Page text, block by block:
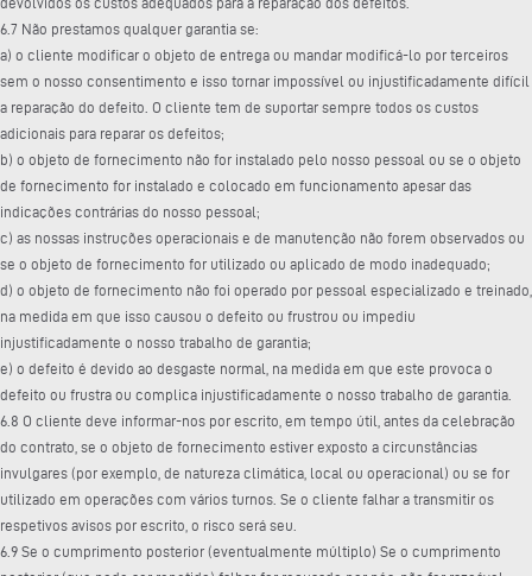
6.7 Não prestamos qualquer garantia se:
a) o cliente modificar o objeto de entrega ou mandar modificá-lo por terceiros
sem o nosso consentimento e isso tornar impossível ou injustificadamente difícil
a reparação do defeito. O cliente tem de suportar sempre todos os custos
adicionais para reparar os defeitos;
b) o objeto de fornecimento não for instalado pelo nosso pessoal ou se o objeto
de fornecimento for instalado e colocado em funcionamento apesar das
indicações contrárias do nosso pessoal;
c) as nossas instruções operacionais e de manutenção não forem observados ou
se o objeto de fornecimento for utilizado ou aplicado de modo inadequado;
d) o objeto de fornecimento não foi operado por pessoal especializado e treinado,
na medida em que isso causou o defeito ou frustrou ou impediu
injustificadamente o nosso trabalho de garantia;
e) o defeito é devido ao desgaste normal, na medida em que este provoca o
defeito ou frustra ou complica injustificadamente o nosso trabalho de garantia.
6.8 O cliente deve informar-nos por escrito, em tempo útil, antes da celebração
do contrato, se o objeto de fornecimento estiver exposto a circunstâncias
invulgares (por exemplo, de natureza climática, local ou operacional) ou se for
utilizado em operações com vários turnos. Se o cliente falhar a transmitir os
respetivos avisos por escrito, o risco será seu.
6.9 Se o cumprimento posterior (eventualmente múltiplo) Se o cumprimento